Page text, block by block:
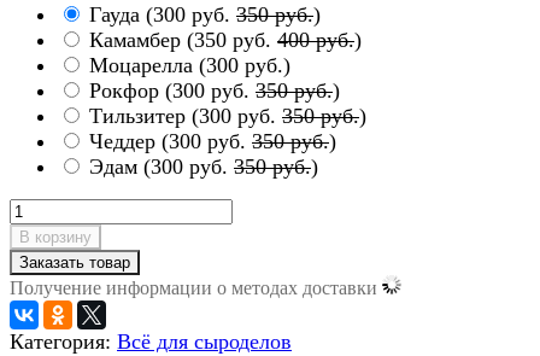
Гауда (300 руб. 350 руб.)
Камамбер (350 руб. 400 руб.)
Моцарелла (300 руб.)
Рокфор (300 руб. 350 руб.)
Тильзитер (300 руб. 350 руб.)
Чеддер (300 руб. 350 руб.)
Эдам (300 руб. 350 руб.)
В корзину
Заказать товар
Получение информации о методах доставки
Категория: Всё для сыроделов